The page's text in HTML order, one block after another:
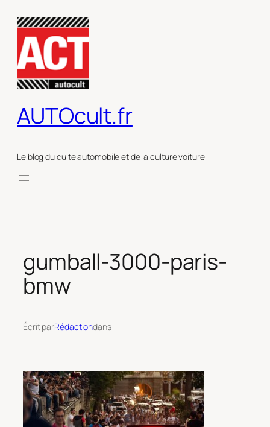
contenu
AUTOcult.fr
Le blog du culte automobile et de la culture voiture
gumball-3000-paris-
bmw
Écrit parRédactiondans